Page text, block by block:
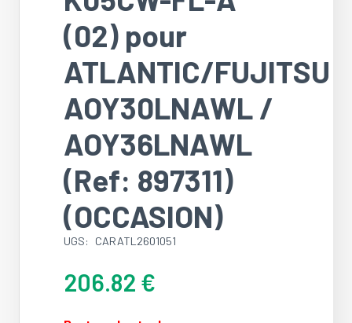
(02) pour
ATLANTIC/FUJITSU
AOY30LNAWL /
AOY36LNAWL
(Ref: 897311)
(OCCASION)
UGS: CARATL2601051
206.82 €